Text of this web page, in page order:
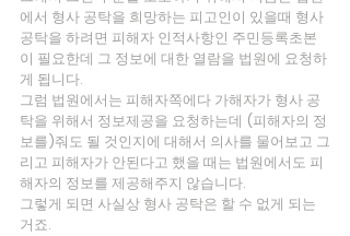
에서 형사 공탁을 희망하는 피고인이 있을때 형사
공탁을 하려면 피해자 인적사항인 주민등록초본
이 필요한데 그 정보에 대한 열람을 법원에 요청하
게 됩니다.
그럼 법원에서는 피해자쪽에다 가해자가 형사 공
탁을 위해서 정보제공을 요청하는데 (피해자의 정
보를)줘도 될 것인지에 대해서 의사를 물어보고 그
리고 피해자가 안된다고 했을 때는 법원에서도 피
해자의 정보를 제공해주지 않습니다.
그렇게 되면 사실상 형사 공탁은 할 수 없게 되는
거죠.